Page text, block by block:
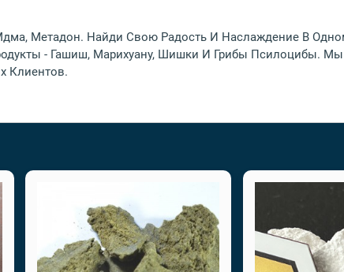
Метадон. Найди Свою Радость И Наслаждение В
- Гашиш, Марихуану, Шишки И Грибы Псилоцибы.
Клиентов.